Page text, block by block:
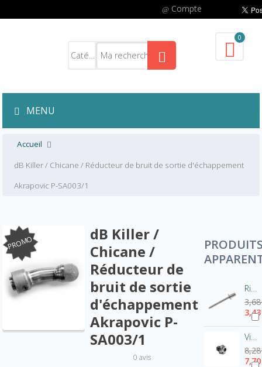
Compte
0
MENU
Accueil
dB Killer / Chicane / Réducteur de bruit de sortie d'échappement
Akrapovic P-SA003/1
PROMO
dB Killer /
Chicane /
Réducteur de
bruit de sortie
d'échappement
Akrapovic P-
SA003/1
0 avis
Rivet pot Akrapovic-Inox P-BR1
Vis de fixation pour chicane Akrapovic - tête hexagonale